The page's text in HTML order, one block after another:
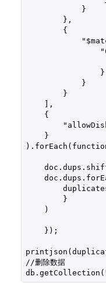
}
},
{
"$gt" :
}
}
}
],
{
}
}
)
});
//删除数据